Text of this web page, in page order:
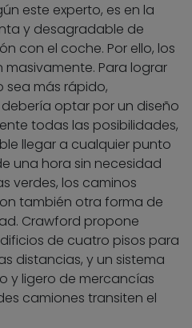
este experto, es en la
y desagradable de
con el coche. Por ello, los
Para lograr
sea más rápido,
optar por un diseño
todas las posibilidades,
llegar a cualquier punto
una hora sin necesidad
verdes, los caminos
también otra forma de
Crawford propone
de cuatro pisos para
distancias, y un sistema
y ligero de mercancías
camiones transiten el